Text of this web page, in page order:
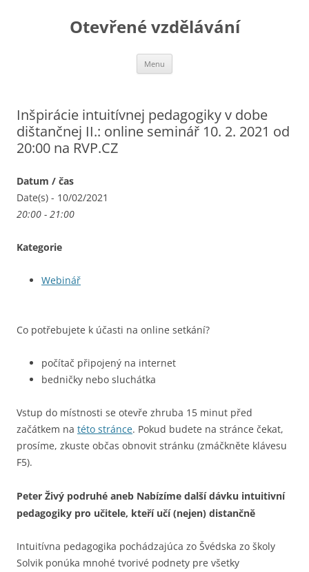
Otevřené vzdělávání
Menu
Inšpirácie intuitívnej pedagogiky v dobe
dištančnej II.: online seminář 10. 2. 2021 od
20:00 na RVP.CZ
Datum / čas
Date(s) - 10/02/2021
20:00 - 21:00
Kategorie
Webinář
Co potřebujete k účasti na online setkání?
počítač připojený na internet
bedničky nebo sluchátka
Vstup do místnosti se otevře zhruba 15 minut před
začátkem na této stránce. Pokud budete na stránce čekat,
prosíme, zkuste občas obnovit stránku (zmáčkněte klávesu
F5).
Peter Živý podruhé aneb Nabízíme další dávku intuitivní
pedagogiky pro učitele, kteří učí (nejen) distančně
Intuitívna pedagogika pochádzajúca zo Švédska zo školy
Solvik ponúka mnohé tvorivé podnety pre všetky